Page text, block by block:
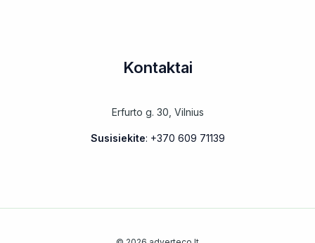
Kontaktai
Erfurto g. 30, Vilnius
Susisiekite: +370 609 71139